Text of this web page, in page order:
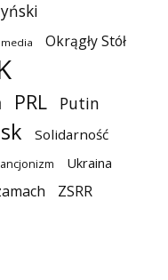
media
Okrągły Stół
PRL Putin
Solidarność
Ukraina
ZSRR